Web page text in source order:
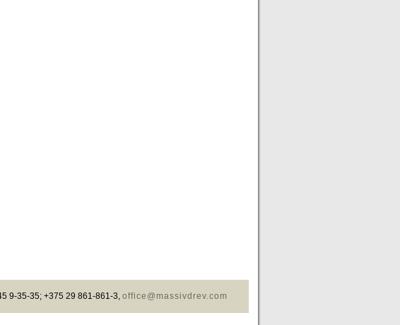
9-35-35; +375 29 861-861-3, office@massivdrev.com